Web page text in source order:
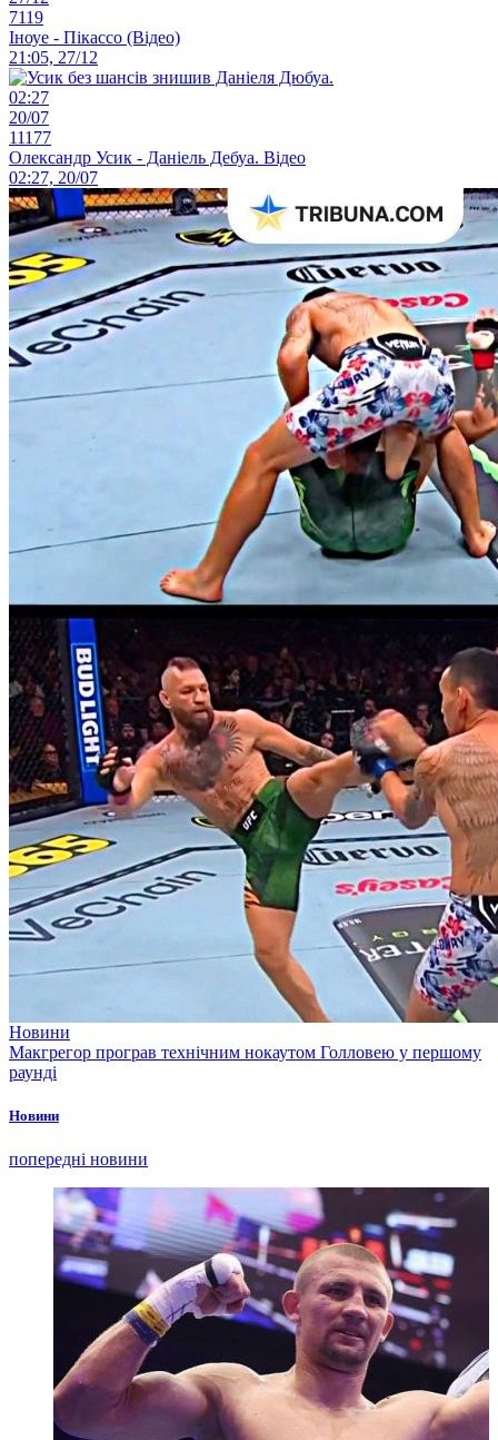
7119
Іноуе - Пікассо (Відео)
21:05, 27/12
02:27
20/07
11177
Олександр Усик - Даніель Дебуа. Відео
02:27, 20/07
Новини
Макгрегор програв технічним нокаутом Голловею у першому
раунді
Новини
попередні новини